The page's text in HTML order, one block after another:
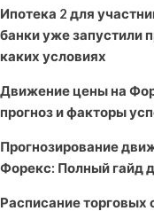
Ипотека 2 для
банки уже запустили
каких условиях
Движение цены на
прогноз и факторы
Прогнозирование
Форекс: Полный гайд
Расписание торговых